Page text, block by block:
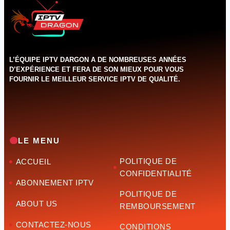
L’ÉQUIPE IPTV DARGON A DE NOMBREUSES ANNÉES
D’EXPÉRIENCE ET FERA DE SON MIEUX POUR VOUS
FOURNIR LE MEILLEUR SERVICE IPTV DE QUALITÉ.‌‌‌‌‌
LE MENU
ACCUEIL
ABONNEMENT IPTV
ABOUT US
CONTACTEZ-NOUS
POLITIQUE DE
CONFIDENTIALITÉ
POLITIQUE DE
REMBOURSEMENT
CONDITIONS